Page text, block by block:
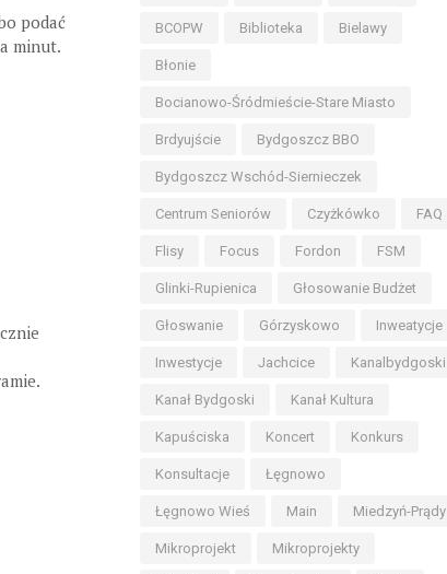
podać
minut.
BCOPW Biblioteka Bielawy
Błonie
Bocianowo-Śródmieście-Stare Miasto
Brdyujście Bydgoszcz BBO
Bydgoszcz Wschód-Siernieczek
Centrum Seniorów Czyżkówko FAQ
Flisy Focus Fordon FSM
Glinki-Rupienica Głosowanie Budżet
Głoswanie Górzyskowo Inweatycje
Inwestycje Jachcice Kanalbydgoski
Kanał Bydgoski Kanał Kultura
Kapuściska Koncert Konkurs
Konsultacje Łęgnowo
Łęgnowo Wieś Main Miedzyń-Prądy
Mikroprojekt Mikroprojekty